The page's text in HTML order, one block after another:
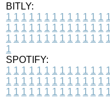
BITLY:
1 1 1 1 1 1 1 1 1 1 1 1 1 1
1 1 1 1 1 1 1 1 1 1 1 1 1 1
1 1 1 1 1 1 1 1 1 1 1 1 1 1
1
SPOTIFY:
1 1 1 1 1 1 1 1 1 1 1 1 1 1
1 1 1 1 1 1 1 1 1 1 1 1 1 1
1 1 1 1 1 1 1 1 1 1 1 1 1 1